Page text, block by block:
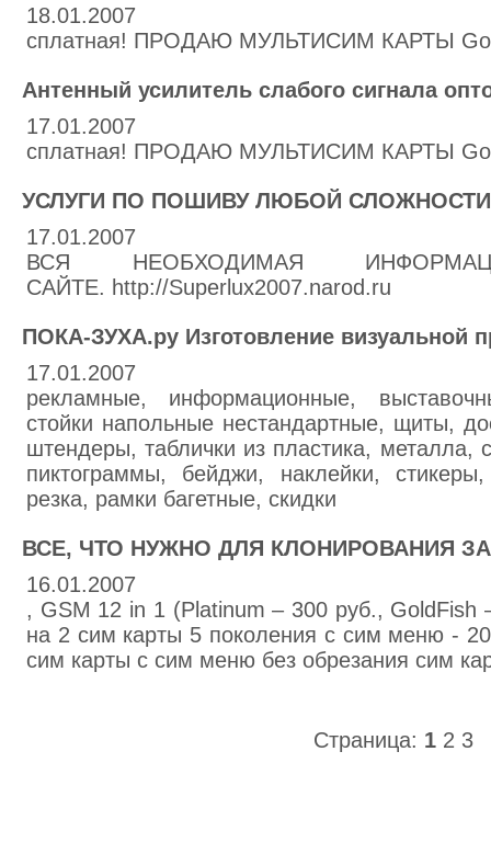
18.01.2007
сплатная! ПРОДАЮ МУЛЬТИСИМ КАРТЫ
Антенный усилитель слабого сигнала
17.01.2007
сплатная! ПРОДАЮ МУЛЬТИСИМ КАРТЫ
УСЛУГИ ПО ПОШИВУ ЛЮБОЙ СЛОЖНОСТИ
17.01.2007
ВСЯ НЕОБХОДИМАЯ
САЙТЕ. http://Superlux2007.narod.ru
ПОКА-ЗУХА.ру Изготовление визуальной
17.01.2007
рекламные, информационные,
стойки напольные нестандартные, щиты,
штендеры, таблички из пластика,
пиктограммы, бейджи, наклейки,
резка, рамки багетные, скидки
ВСЕ, ЧТО НУЖНО ДЛЯ КЛОНИРОВАНИЯ
16.01.2007
, GSM 12 in 1 (Platinum – 300 руб., GoldFish
на 2 сим карты 5 поколения с сим меню -
сим карты с сим меню без обрезания сим
Страница: 1 2 3